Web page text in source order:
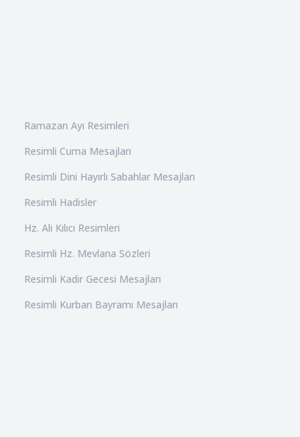
Ramazan Ayı Resimleri
Resimli Cuma Mesajları
Resimli Dini Hayırlı Sabahlar Mesajları
Resimli Hadisler
Hz. Ali Kılıcı Resimleri
Resimli Hz. Mevlana Sözleri
Resimli Kadir Gecesi Mesajları
Resimli Kurban Bayramı Mesajları